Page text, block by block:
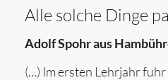
Alle solche Dinge
Adolf Spohr aus
(…) Im ersten Lehrjahr